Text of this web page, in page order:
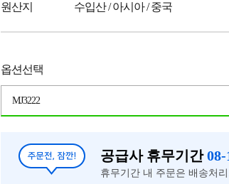
원산지 수입산 / 아시아 / 중국
옵션선택
MJ3222
공급사 휴무기간08-
휴무기간 내 주문은 배송처